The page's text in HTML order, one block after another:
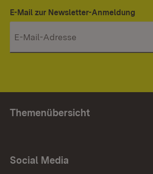
E-Mail zur Newsletter-Anmeldung
Themenübersicht
Social Media